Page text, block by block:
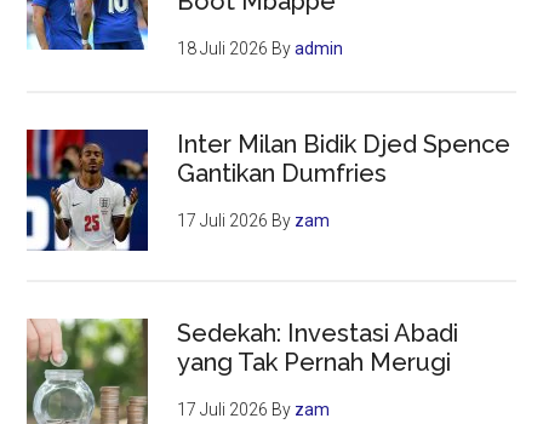
18 Juli 2026 Byadmin
Inter Milan Bidik Djed Spence
Gantikan Dumfries
17 Juli 2026 By zam
Sedekah: Investasi Abadi
yang Tak Pernah Merugi
17 Juli 2026 By zam